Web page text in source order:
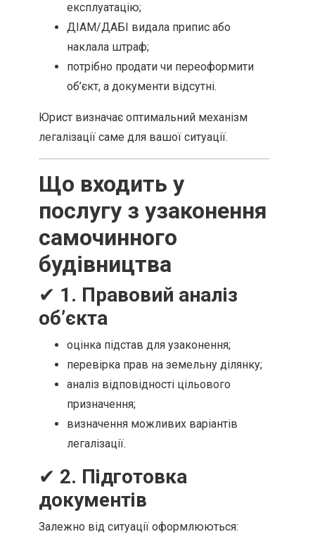
експлуатацію;
ДІАМ/ДАБІ видала припис або
наклала штраф;
потрібно продати чи переоформити
об’єкт, а документи відсутні.
Юрист визначає оптимальний механізм
легалізації саме для вашої ситуації.
Що входить у
послугу з узаконення
самочинного
будівництва
✔ 1. Правовий аналіз
об’єкта
оцінка підстав для узаконення;
перевірка прав на земельну ділянку;
аналіз відповідності цільового
призначення;
визначення можливих варіантів
легалізації.
✔ 2. Підготовка
документів
Залежно від ситуації оформлюються: